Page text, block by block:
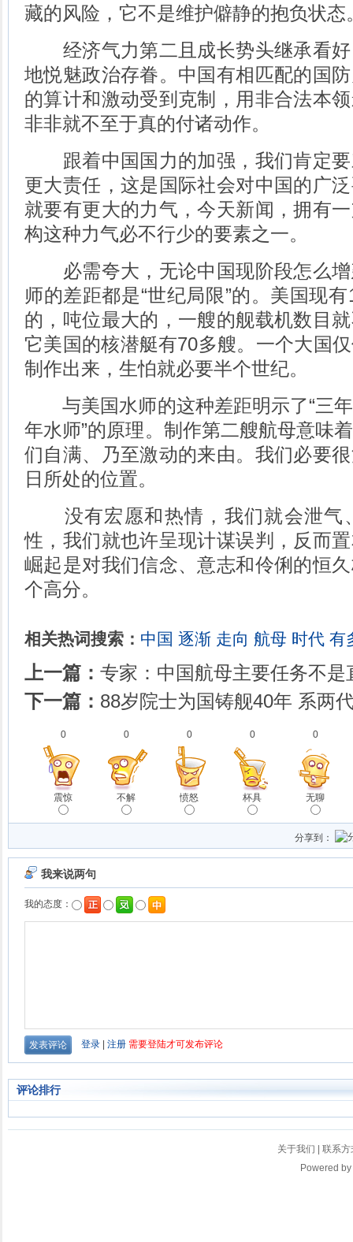
藏的风险，它不是维护僻静的抱负状态
经济气力第二且成长势头继承看好
地悦魅政治存眷。中国有相匹配的国
的算计和激动受到克制，用非合法本
非非就不至于真的付诸动作。
跟着中国国力的加强，我们肯定要
更大责任，这是国际社会对中国的广
就要有更大的力气，今天新闻，拥有
构这种力气必不行少的要素之一。
必需夸大，无论中国现阶段怎么增
师的差距都是“世纪局限”的。美国现
的，吨位最大的，一艘的舰载机数目
它美国的核潜艇有70多艘。一个大国
制作出来，生怕就必要半个世纪。
与美国水师的这种差距明示了“三年
年水师”的原理。制作第二艘航母意味
们自满、乃至激动的来由。我们必要
日所处的位置。
没有宏愿和热情，我们就会泄气
性，我们就也许呈现计谋误判，反而
崛起是对我们信念、意志和伶俐的恒
个高分。
相关热词搜索： 中国 逐渐 走向 航母 时代 有
上一篇： 专家：中国航母主要任务不
下一篇： 88岁院士为国铸舰40年 系两
0
震惊
0
不解
0
愤怒
0
杯具
0
无聊
分享到：
评论排行
关于我们
联系方
Powered by